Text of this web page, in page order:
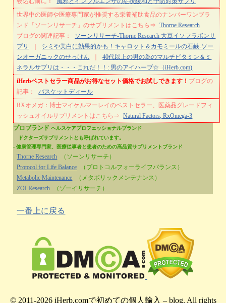
世界中の医師や医療専門家が推奨する栄養補助食品のナンバーワンブラ
ンド「ソーンリサーチ」のサプリメントはこちら⇒
Thorne Research
ブログの関連記事：
ソーンリサーチ-Thorne Research 大豆イソフラボンサ
プリ
｜
シミや美白に効果的かも！キャロット＆カモミールの石鹸-ソー
ンオーガニックのせっけん
｜
40代以上の男の為のマルチビタミン＆ミ
ネラルサプリは・・・これだ！！: 男のアイハーブ☆（iHerb.com)
iHerbベストセラー商品がお得なセット価格でお試しできます！ ブログの
記事：
バスケットディール
RXオメガ：博士マイケルマーレイのベストセラー、医薬品グレードフィ
ッシュオイルサプリメントはこちら⇒
Natural Factors, RxOmega-3
プロブランド ヘルスケアプロフェッショナルブランド
ドクターズサプリメントとも呼ばれています。
- 健康管理専門家、医療従事者と患者のための高品質サプリメントブランド
Thorne Research
（ソーンリサーチ）
Protocol for Life Balance
（プロトコルフォーライフバランス）
Metabolic Maintenance
（メタボリックメンテナンス）
ZOI Research
（ゾーイリサーチ）
一番上に戻る
© 2011-2026 iHerb.comで初めての個人輸入 – blog. All rights